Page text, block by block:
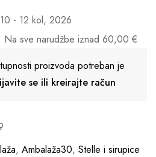
10 - 12 kol, 2026
Na sve narudžbe iznad 60,00 €
proizvoda potreban je
se ili kreirajte račun
, Ambalaža30, Stelle i sirupice